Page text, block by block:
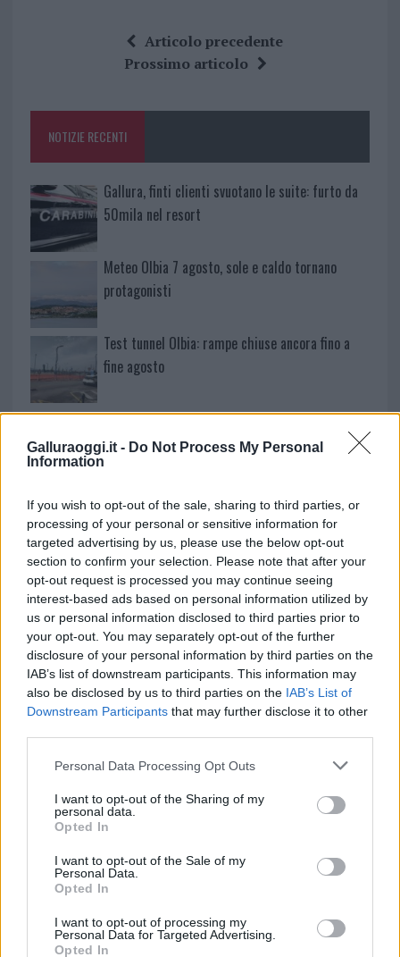
Galluraoggi.it - Do Not Process My Personal
Information
If you wish to opt-out of the sale, sharing to third parties, or
processing of your personal or sensitive information for
targeted advertising by us, please use the below opt-out
section to confirm your selection. Please note that after your
opt-out request is processed you may continue seeing
interest-based ads based on personal information utilized by
us or personal information disclosed to third parties prior to
your opt-out. You may separately opt-out of the further
disclosure of your personal information by third parties on the
IAB’s list of downstream participants. This information may
also be disclosed by us to third parties on the IAB’s List of
Downstream Participants that may further disclose it to other
Please note that this website/app uses one or more Google
not limited to your visit or usage behaviour. You may click to
grant or deny consent to Google and its third-party tags to
use your data for below specified purposes in below Google
consent section.
Personal Data Processing Opt Outs
I want to opt-out of the Sharing of my
personal data.
Opted In
I want to opt-out of the Sale of my
Personal Data.
Opted In
I want to opt-out of processing my
Personal Data for Targeted Advertising.
Opted In
o
k
te
re
at
s
p
a
re
Articolo precedente
Prossimo articolo
NOTIZIE RECENTI
Gallura, finti clienti svuotano le suite: furto da
50mila nel resort
Meteo Olbia 7 agosto, sole e caldo tornano
protagonisti
Test tunnel Olbia: rampe chiuse ancora fino a
fine agosto
Aggius conquista la classifica delle mete più
amate dell’estate 2026
provvisorio a La Maddalena
Allarme truffe a Berchidda, falsi incaricati
bussano alle porte
Notre-Dame de Paris conquista Olbia, la prima
al Molo Brin è un successo
NECROLOGIE
Mario Malu